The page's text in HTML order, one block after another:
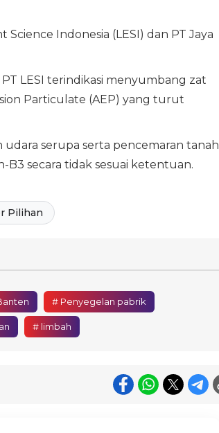
Indonesia (LESI) dan PT Jaya
LESI terindikasi menyumbang zat
Particulate (AEP) yang turut
udara serupa serta pencemaran tanah
B3 secara tidak sesuai ketentuan.
Pilihan
# Penyegelan pabrik
# limbah